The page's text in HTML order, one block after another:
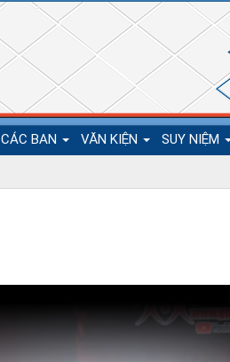
CÁC BAN VĂN KIỆN SUY NIỆM